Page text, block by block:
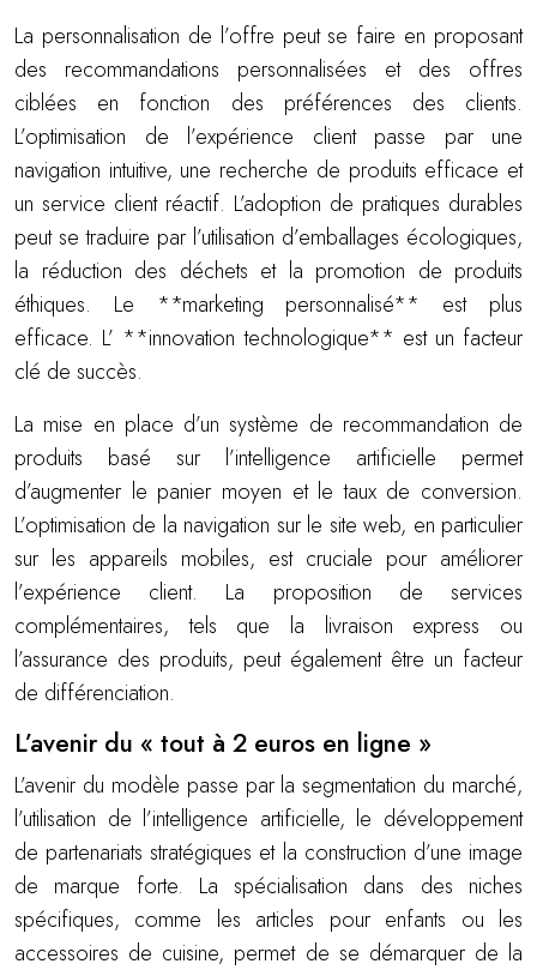
La personnalisation de l’offre peut se faire en proposant
des recommandations personnalisées et des offres
ciblées en fonction des préférences des clients.
L’optimisation de l’expérience client passe par une
navigation intuitive, une recherche de produits efficace et
un service client réactif. L’adoption de pratiques durables
peut se traduire par l’utilisation d’emballages écologiques,
la réduction des déchets et la promotion de produits
éthiques. Le **marketing personnalisé** est plus
efficace. L’ **innovation technologique** est un facteur
clé de succès.
La mise en place d’un système de recommandation de
produits basé sur l’intelligence artificielle permet
d’augmenter le panier moyen et le taux de conversion.
L’optimisation de la navigation sur le site web, en particulier
sur les appareils mobiles, est cruciale pour améliorer
l’expérience client. La proposition de services
complémentaires, tels que la livraison express ou
l’assurance des produits, peut également être un facteur
de différenciation.
L’avenir du « tout à 2 euros en ligne »
L’avenir du modèle passe par la segmentation du marché,
l’utilisation de l’intelligence artificielle, le développement
de partenariats stratégiques et la construction d’une image
de marque forte. La spécialisation dans des niches
spécifiques, comme les articles pour enfants ou les
accessoires de cuisine, permet de se démarquer de la